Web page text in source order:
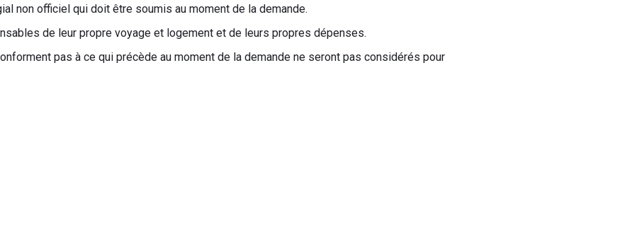
non officiel qui doit être soumis au moment de la demande.
de leur propre voyage et logement et de leurs propres dépenses.
pas à ce qui précède au moment de la demande ne seront pas considérés pour